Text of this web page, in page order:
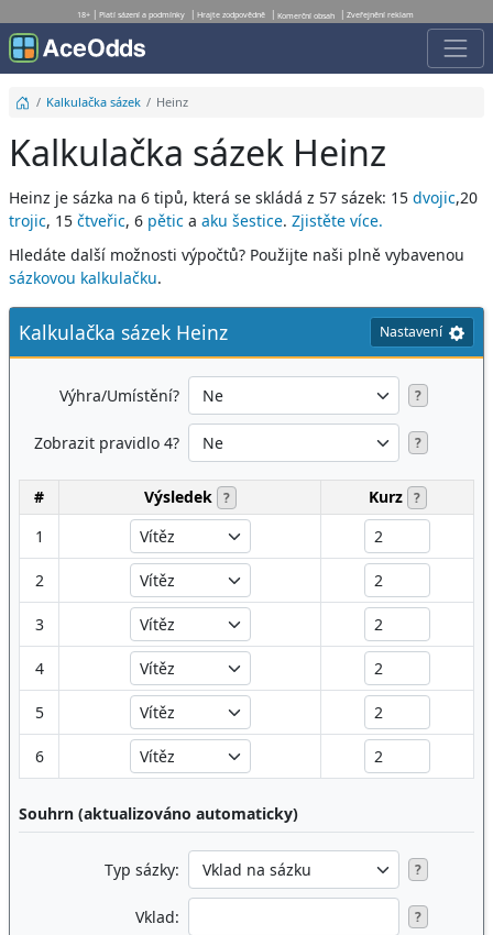
18+ Platí sázení a podmínky Hrajte zodpovědně Komerční obsah Zveřejnění reklam
Kalkulačka sázek Heinz
Kalkulačka sázek Heinz
Heinz je sázka na 6 tipů, která se skládá z 57 sázek: 15 dvojic,20
trojic, 15 čtveřic, 6 pětic a aku šestice. Zjistěte více.
Hledáte další možnosti výpočtů? Použijte naši plně vybavenou
sázkovou kalkulačku.
Kalkulačka sázek Heinz Nastavení
Výhra/Umístění? ?
Zobrazit pravidlo 4? ?
# Výsledek ? Kurz ?
1
2
3
4
5
6
Souhrn (aktualizováno automaticky)
Typ sázky: ?
Vklad: ?